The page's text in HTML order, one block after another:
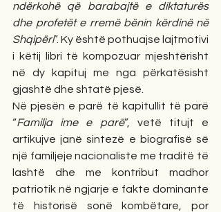
ndërkohë që barabajtë e diktaturës
dhe profetët e rremë bënin kërdinë në
Shqipëri”. Ky është pothuajse lajtmotivi
i këtij libri të kompozuar mjeshtërisht
në dy kapituj me nga përkatësisht
gjashtë dhe shtatë pjesë.
Në pjesën e parë të kapitullit të parë
“Familja ime e parë”, vetë titujt e
artikujve janë sintezë e biografisë së
një familjeje nacionaliste me traditë të
lashtë dhe me kontribut madhor
patriotik në ngjarje e fakte dominante
të historisë sonë kombëtare, por